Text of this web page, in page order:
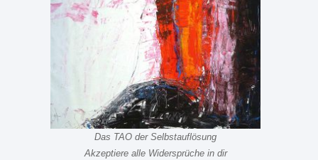
Das TAO der Selbstauflösung
Akzeptiere alle Widersprüche in dir